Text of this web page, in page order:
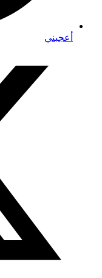
أعجبني